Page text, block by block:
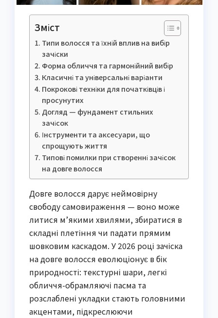
Зміст
Типи волосся та їхній вплив на вибір
зачіски
Форма обличчя та гармонійний вибір
Класичні та універсальні варіанти
Покрокові техніки для початківців і
просунутих
Догляд — фундамент стильних
зачісок
Інструменти та аксесуари, що
спрощують життя
Типові помилки при створенні зачісок
на довге волосся
Довге волосся дарує неймовірну
свободу самовираження — воно може
литися м’якими хвилями, збиратися в
складні плетіння чи падати прямим
шовковим каскадом. У 2026 році зачіска
на довге волосся еволюціонує в бік
природності: текстурні шари, легкі
обличчя-обрамляючі пасма та
розслаблені укладки стають головними
акцентами, підкреслюючи